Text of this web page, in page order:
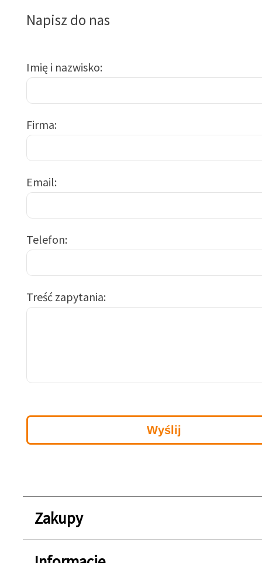
Napisz do nas
Imię i nazwisko
Firma
Email
Telefon
Treść zapytania
Zakupy